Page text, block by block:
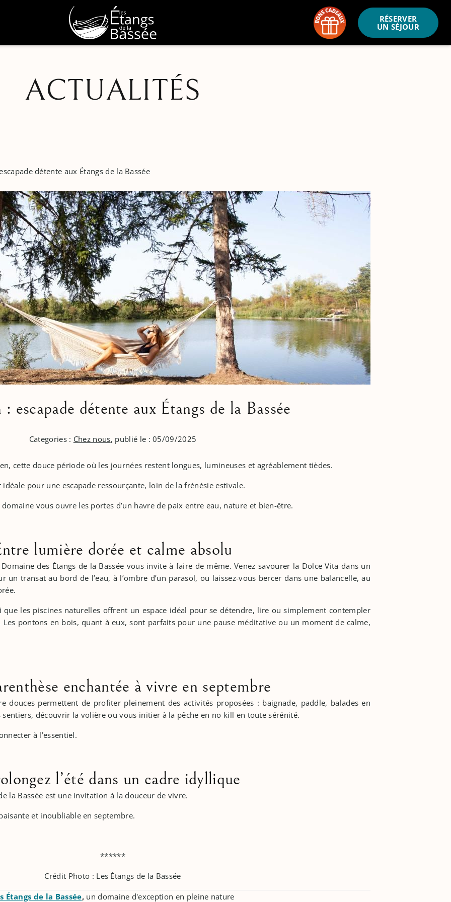
RÉSERVER
UN SÉJOUR
>
DÉCOUVRIR
DÉCOUVRIR
DÉCOUVRIR
DÉCOUVRIR
DÉCOUVRIR
DÉCOUVRIR
DÉCOUVRIR
DÉCOUVRIR
DÉCOUVRIR
DÉCOUVRIR
DÉCOUVRIR
DÉCOUVRIR
DÉCOUVRIR
DÉCOUVRIR
DÉCOUVRIR
DÉCOUVRIR
DÉCOUVRIR
DÉCOUVRIR
DÉCOUVRIR
DÉCOUVRIR
DÉCOUVRIR
ACTUALITÉS
détente aux Étangs de la Bassée
escapade détente aux Étangs de la Bassée
Categories : Chez nous, publié le : 05/09/2025
cette douce période où les journées restent longues, lumineuses et agréablement tièdes.
idéale pour une escapade ressourçante, loin de la frénésie estivale.
vous ouvre les portes d’un havre de paix entre eau, nature et bien-être.
lumière dorée et calme absolu
des Étangs de la Bassée vous invite à faire de même. Venez savourer la Dolce Vita dans un
un transat au bord de l’eau, à l’ombre d’un parasol, ou laissez-vous bercer dans une balancelle, au
que les piscines naturelles offrent un espace idéal pour se détendre, lire ou simplement contempler
Les pontons en bois, quant à eux, sont parfaits pour une pause méditative ou un moment de calme,
enchantée à vivre en septembre
douces permettent de profiter pleinement des activités proposées : baignade, paddle, balades en
découvrir la volière ou vous initier à la pêche en no kill en toute sérénité.
à l’essentiel.
l’été dans un cadre idyllique
la Bassée est une invitation à la douceur de vivre.
et inoubliable en septembre.
******
Crédit Photo : Les Étangs de la Bassée
Étangs de la Bassée, un domaine d'exception en pleine nature